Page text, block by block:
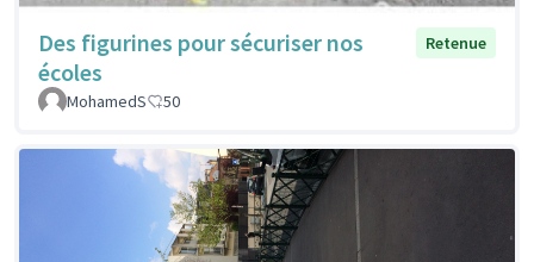
Des figurines pour sécuriser nos
écoles
Retenue
MohamedS 50